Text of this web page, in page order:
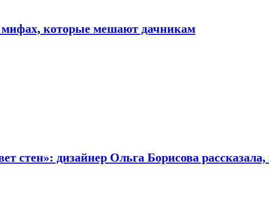
мифах, которые мешают дачникам
стен»: дизайнер Ольга Борисова